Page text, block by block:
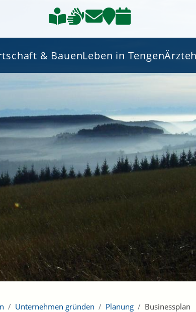
& BauenLeben in Tengen
Unternehmen gründen Planung Businessplan